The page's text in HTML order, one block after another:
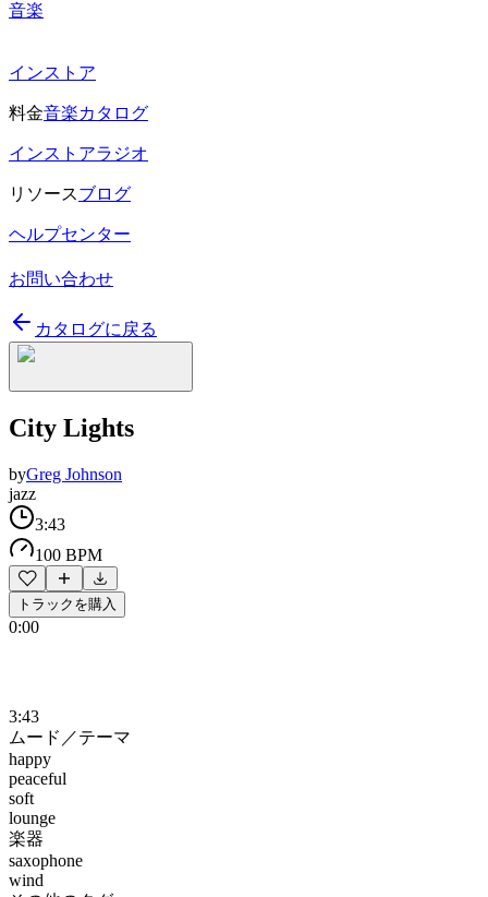
音楽
インストア
料金音楽カタログ
インストアラジオ
リソースブログ
ヘルプセンター
お問い合わせ
カタログに戻る
City Lights
byGreg Johnson
jazz
3:43
100 BPM
トラックを購入
0:00
3:43
ムード／テーマ
happy
peaceful
soft
lounge
楽器
saxophone
wind